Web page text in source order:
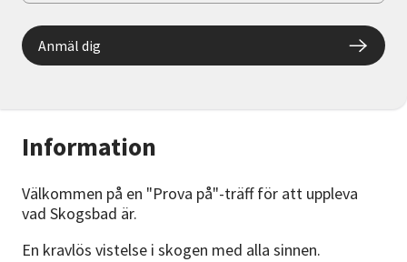
Information
Välkommen på en "Prova på"-träff för att uppleva
vad Skogsbad är.
En kravlös vistelse i skogen med alla sinnen.
Anmäl dig